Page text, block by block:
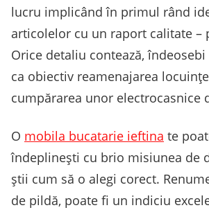
lucru implicând în primul rând
articolelor cu un raport calitate –
Orice detaliu contează,
ca obiectiv reamenajarea
cumpărarea unor electrocasnice
O mobila bucatarie ieftina te
îndeplinești cu brio misiunea de
știi cum să o alegi corect.
de pildă, poate fi un indiciu